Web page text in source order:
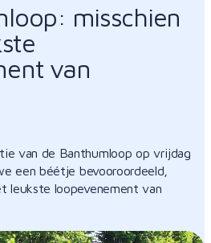
misschien
van
van de Banthumloop op vrijdag
een béétje bevooroordeeld,
leukste loopevenement van